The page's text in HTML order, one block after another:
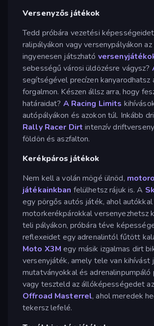
Versenyzős játékok
Tedd próbára vezetési
ralipályákon vagy versenypályákon az
ingyenesen játszható
sebességű városi üldözésre vágysz?
segítségével precízen kanyarodhatsz
forgalmon. Készen állsz arra, hogy
határaidat? A Racing Limits
autópályákon és azokon túl. Inkább
Rally Racer Dirt intenzív
földön és aszfalton.
Kerékpáros játékok
Nem kell a volán mögé ülnöd,
játékainkban felülhetsz rájuk is. A
egy pörgős autós játék, ahol autókkal
motorkerékpárokkal versenyezhetsz
teli pályákon, próbára téve
reflexeidet egy adrenalintól fűtött
Moto X3M egy másik izgalmas dirt
versenyjáték, amely tele van kihívást
mutatványokkal és adrenalinpumpáló
vagy teszteld az állóképességedet az
Offroad Masterrel, ahol meredek
tekersz lefelé.